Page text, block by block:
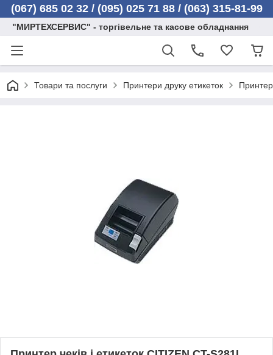
(067) 685 02 32 / (095) 025 71 88 / (063) 315-81-99
"МИРТЕХСЕРВИС" - торгівельне та касове обладнання
Товари та послуги Принтери друку етикеток Принтер